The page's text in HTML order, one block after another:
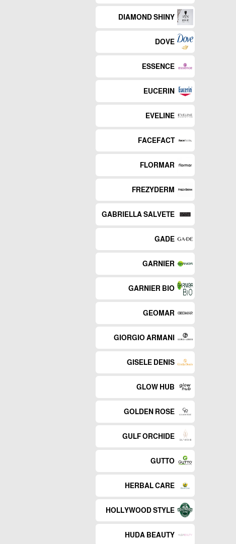
DIAMOND SHINY
DOVE
ESSENCE
EUCERIN
EVELINE
FACEFACT
FLORMAR
FREZYDERM
GABRIELLA SALVETE
GADE
GARNIER
GARNIER BIO
GEOMAR
GIORGIO ARMANI
GISELE DENIS
GLOW HUB
GOLDEN ROSE
GULF ORCHIDE
GUTTO
HERBAL CARE
HOLLYWOOD STYLE
HUDA BEAUTY